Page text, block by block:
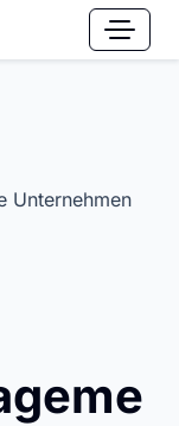
Unternehmen